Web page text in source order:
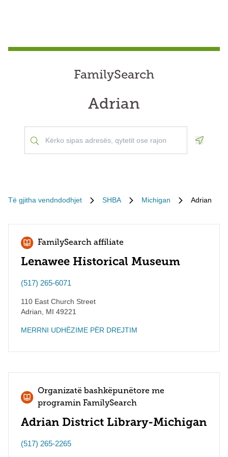
FamilySearch
Adrian
Të gjitha vendndodhjet SHBA Michigan Adrian
FamilySearch affiliate
Lenawee Historical Museum
(517) 265-6071
110 East Church Street
Adrian
MI 49221
MERRNI UDHËZIME PËR DREJTIM
Organizatë bashkëpunëtore me
programin FamilySearch
Adrian District Library-Michigan
(517) 265-2265